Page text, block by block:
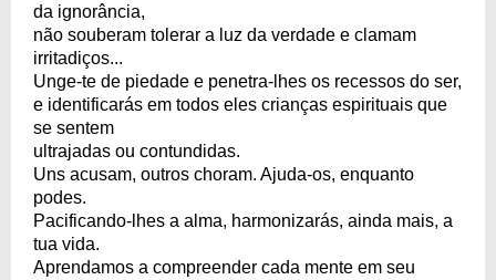
da ignorância,
não souberam tolerar a luz da verdade e clamam
irritadiços...
Unge-te de piedade e penetra-lhes os recessos do ser,
e identificarás em todos eles crianças espirituais que
se sentem
ultrajadas ou contundidas.
Uns acusam, outros choram. Ajuda-os, enquanto
podes.
Pacificando-lhes a alma, harmonizarás, ainda mais, a
tua vida.
Aprendamos a compreender cada mente em seu